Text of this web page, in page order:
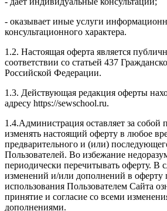
- оказывает иные услуги
консультационного характера.
1.2. Настоящая оферта является
соответствии со статьей 437
Российской Федерации.
1.3. Действующая редакция оферты
адресу https://sewschool.ru.
1.4.Администрация оставляет за собой
изменять настоящий оферту в любое
предварительного и (или)
Пользователей. Во избежание
периодически перечитывать оферту. В
изменений и/или дополнений в оферту
использования Пользователем Сайта
принятие и согласие со всеми
дополнениями.